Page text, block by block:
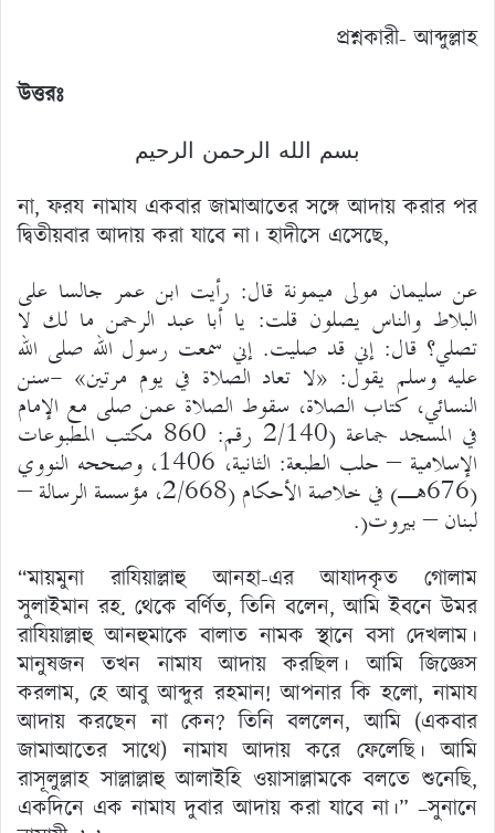
প্রশ্নকারী- আব্দুল্লাহ
উত্তরঃ
بسم الله الرحمن الرحيم
না, ফরয নামায একবার জামাআতের সঙ্গে আদায় করার পর
দ্বিতীয়বার আদায় করা যাবে না। হাদীসে এসেছে,
عن سليمان مولى ميمونة قال: رأيت ابن عمر جالسا على
البلاط والناس يصلون قلت: يا أبا عبد الرحمن ما لك لا
تصلي؟ قال: إني قد صليت. إني سمعت رسول الله صلى الله
عليه وسلم يقول: «لا تعاد الصلاة في يوم مرتين» -سنن
النسائي، كتاب الصلاة، سقوط الصلاة عمن صلى مع الإمام
في المسجد جماعة (2/140 رقم: 860 مكتب المطبوعات
الإسلامية – حلب الطبعة: الثانية، 1406، وصححه النووي
(676هـ) في خلاصة الأحكام (2/668، مؤسسة الرسالة –
لبنان – بيروت(.
“মায়মুনা রাযিয়াল্লাহু আনহা-এর আযাদকৃত গোলাম
সুলাইমান রহ. থেকে বর্ণিত, তিনি বলেন, আমি ইবনে উমর
রাযিয়াল্লাহু আনহুমাকে বালাত নামক স্থানে বসা দেখলাম।
মানুষজন তখন নামায আদায় করছিল। আমি জিজ্ঞেস
করলাম, হে আবু আব্দুর রহমান! আপনার কি হলো, নামায
আদায় করছেন না কেন? তিনি বললেন, আমি (একবার
জামাআতের সাথে) নামায আদায় করে ফেলেছি। আমি
রাসূলুল্লাহ সাল্লাল্লাহু আলাইহি ওয়াসাল্লামকে বলতে শুনেছি,
একদিনে এক নামায দুবার আদায় করা যাবে না।” –সুনানে